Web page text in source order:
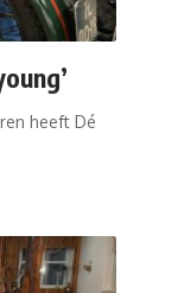
heeft Dé